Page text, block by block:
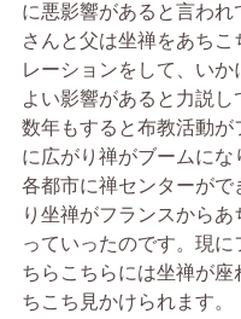
に悪影響があると言われ
さんと父は坐禅をあちこ
レーションをして、いか
よい影響があると力説し
数年もすると布教活動が
に広がり禅がブームにな
各都市に禅センターがで
り坐禅がフランスからあ
っていったのです。現に
ちらこちらには坐禅が座
ちこち見かけられます。